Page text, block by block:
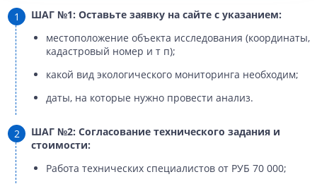
ШАГ №1: Оставьте заявку на сайте с указанием:
местоположение объекта исследования (координаты,
кадастровый номер и т п);
какой вид экологического мониторинга необходим;
даты, на которые нужно провести анализ.
ШАГ №2: Согласование технического задания и
стоимости:
Работа технических специалистов от РУБ 70 000;